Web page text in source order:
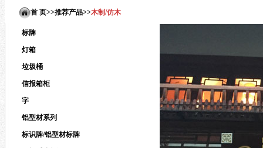
首 页>>推荐产品>>木制/仿木
标牌
灯箱
垃圾桶
信报箱柜
字
铝型材系列
标识牌/铝型材标牌